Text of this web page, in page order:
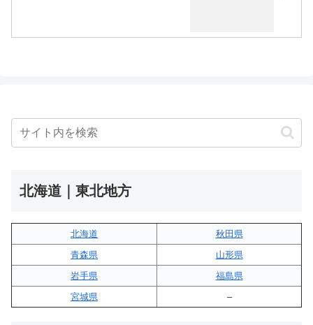
北海道｜東北地方
北海道
秋田県
青森県
山形県
岩手県
福島県
宮城県
–